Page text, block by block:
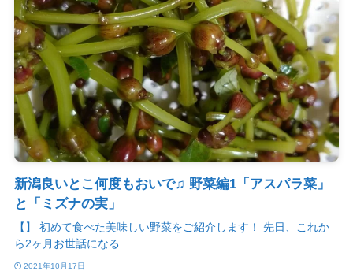
新潟良いとこ何度もおいで♫ 野菜編1「アスパラ菜」
と「ミズナの実」
【】 初めて食べた美味しい野菜をご紹介します！ 先日、これか
ら2ヶ月お世話になる...
2021年10月17日